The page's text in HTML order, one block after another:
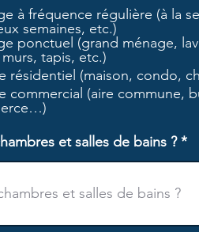
i
i
à fréquence régulière (à la
semaines, etc.)
ponctuel (grand ménage,
tapis, etc.)
résidentiel (maison, condo,
commercial (aire commune,
et salles de bains ?